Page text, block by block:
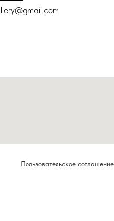
Пользовательское соглашение